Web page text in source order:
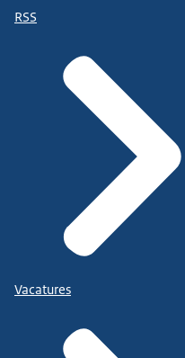
RSS
Vacatures